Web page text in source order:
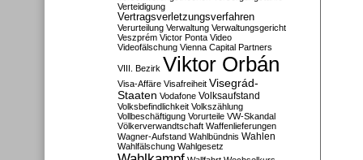
Verteidigung
Vertragsverletzungsverfahren
Verurteilung Verwaltung Verwaltungsgericht
Veszprém Victor Ponta Video
Videofälschung Vienna Capital Partners
VIII. Bezirk Viktor Orbán
Visa-Affäre Visafreiheit Visegrád-
Staaten Vodafone Volksaufstand
Volksbefindlichkeit Volkszählung
Vollbeschäftigung Vorurteile VW-Skandal
Völkerverwandtschaft Waffenlieferungen
Wagner-Aufstand Wahlbündnis Wahlen
Wahlfälschung Wahlgesetz